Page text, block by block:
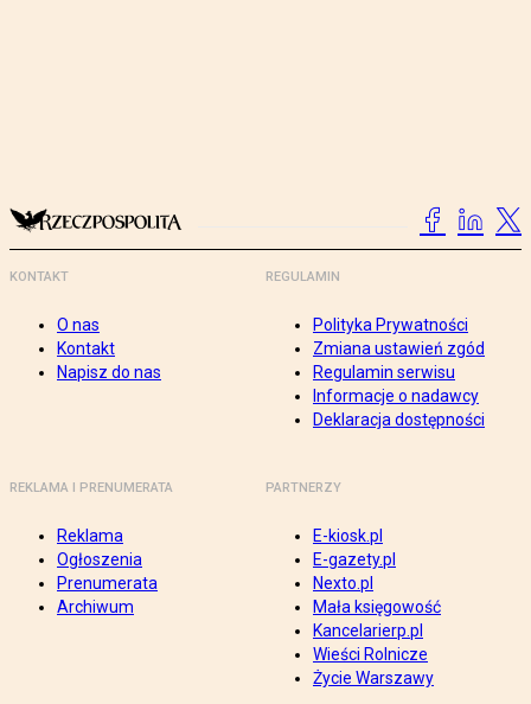
KONTAKT
O nas
Kontakt
Napisz do nas
REGULAMIN
Polityka Prywatności
Zmiana ustawień zgód
Regulamin serwisu
Informacje o nadawcy
Deklaracja dostępności
REKLAMA I PRENUMERATA
Reklama
Ogłoszenia
Prenumerata
Archiwum
PARTNERZY
E-kiosk.pl
E-gazety.pl
Nexto.pl
Mała księgowość
Kancelarierp.pl
Wieści Rolnicze
Życie Warszawy